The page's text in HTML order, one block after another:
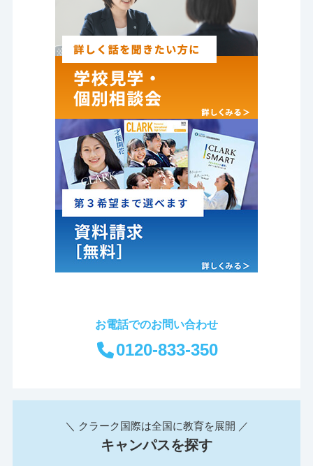
お電話でのお問い合わせ
0120-833-350
＼ クラーク国際は全国に教育を展開 ／
キャンパスを探す